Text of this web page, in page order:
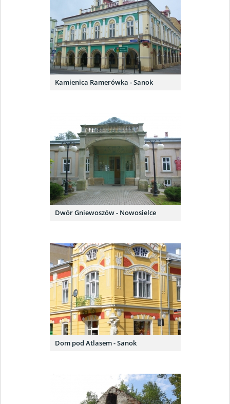
Kamienica Ramerówka - Sanok
Dwór Gniewoszów - Nowosielce
Dom pod Atlasem - Sanok